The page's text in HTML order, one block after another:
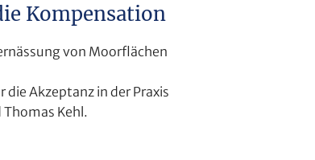
Kompensation
von Moorflächen
Akzeptanz in der Praxis
Kehl.